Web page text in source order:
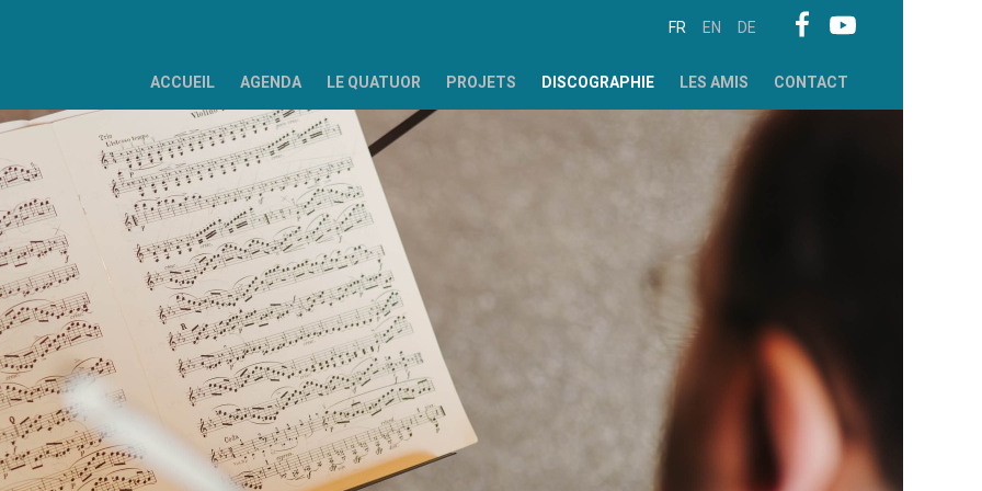
ACCUEIL AGENDA LE QUATUOR PROJETS DISCOGRAPHIE LES AMIS CONTACT
FR EN DE